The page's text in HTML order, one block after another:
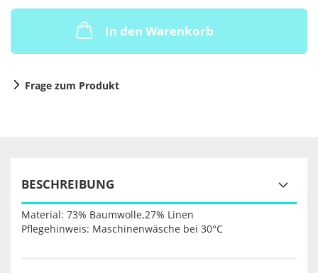
In den Warenkorb
Frage zum Produkt
BESCHREIBUNG
Material: 73% Baumwolle,27% Linen
Pflegehinweis: Maschinenwäsche bei 30°C